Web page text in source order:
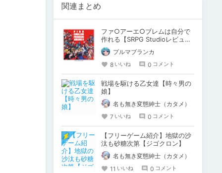
関連まとめ
ファ○アーエ○ブレムは自分で
作れる【SRPG Studioレビュ
ー】
プルマブランカ
8 いいね 0 コメント
戦場を駆ける乙女達【時々男の
娘】
名も無き変態紳士（カタメ）
7 いいね 0 コメント
【フリーゲーム紹介】地獄の沙
汰も砂糖次第【ジゴクロン】
名も無き変態紳士（カタメ）
11 いいね 0 コメント